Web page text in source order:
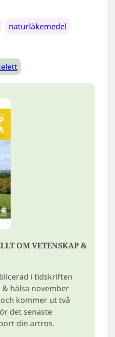
naturläkemedel
OM VETENSKAP &
i tidskriften
hälsa november
kommer ut två
det senaste
din artros.